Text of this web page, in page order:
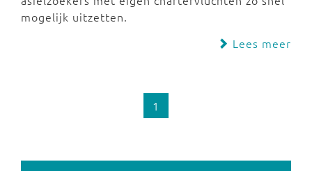
mogelijk uitzetten.
Lees meer
1